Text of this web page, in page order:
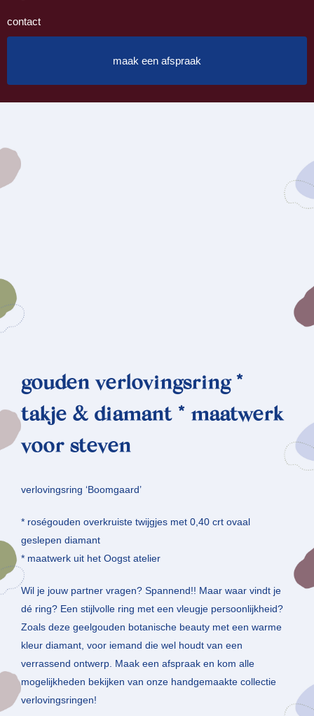
contact
maak een afspraak
gouden verlovingsring *
takje & diamant * maatwerk
voor steven
verlovingsring ‘Boomgaard’
* roségouden overkruiste twijgjes met 0,40 crt ovaal
geslepen diamant
* maatwerk uit het Oogst atelier
Wil je jouw partner vragen? Spannend!! Maar waar vindt je
dé ring? Een stijlvolle ring met een vleugje persoonlijkheid?
Zoals deze geelgouden botanische beauty met een warme
kleur diamant, voor iemand die wel houdt van een
verrassend ontwerp. Maak een afspraak en kom alle
mogelijkheden bekijken van onze handgemaakte collectie
verlovingsringen!